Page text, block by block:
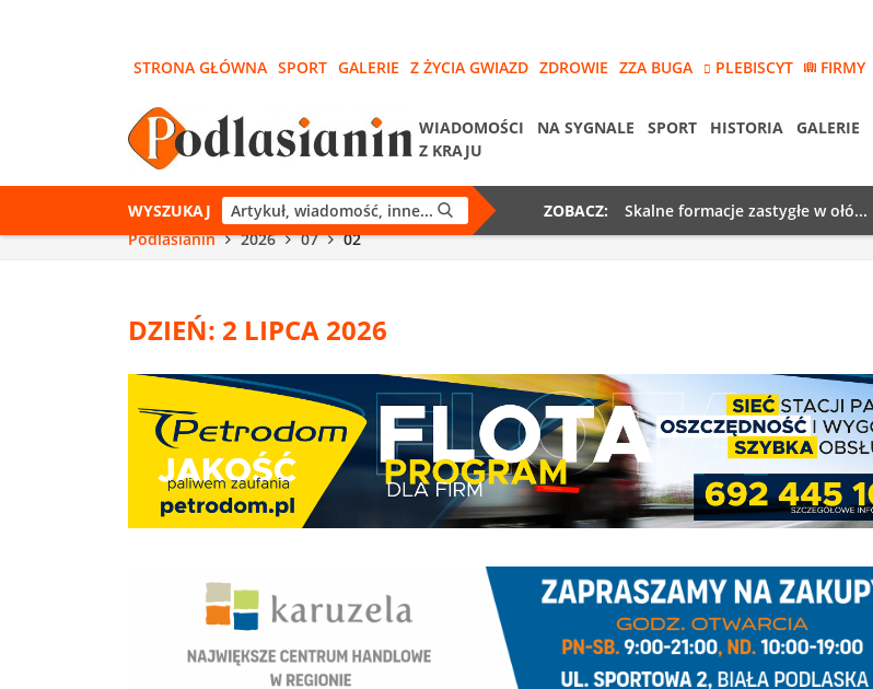
STRONA GŁÓWNA SPORT GALERIE Z ŻYCIA GWIAZD ZDROWIE ZZA BUGA PLEBISCYT FIRMY
WIADOMOŚCI NA SYGNALE SPORT HISTORIA GALERIE
Z KRAJU
WYSZUKAJ ZOBACZ: Skalne formacje zastygłe w ołó...
Podlasianin
2026 07 02
DZIEŃ: 2 LIPCA 2026